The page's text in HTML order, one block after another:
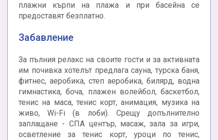
плажни кърпи на плажа и при басейна се
предоставят безплатно.
Забавление
За пълния релакс на своите гости и за активната
им почивка хотелът предлага сауна, турска баня,
фитнес, аеробика, степ аеробика, билярд, водна
гимнастика, боча, плажен волейбол, баскетбол,
тенис на маса, тенис корт, анимация, музика на
живо, Wi-Fi (в лоби). Срещу допълнително
заплащане - СПА център, масаж, зала за игри,
осветление за тенис корт, уроци по тенис,